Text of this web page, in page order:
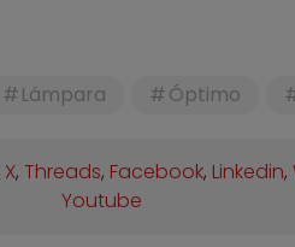
Lámpara Óptimo
X,Threads, Facebook, Linkedin,
Youtube